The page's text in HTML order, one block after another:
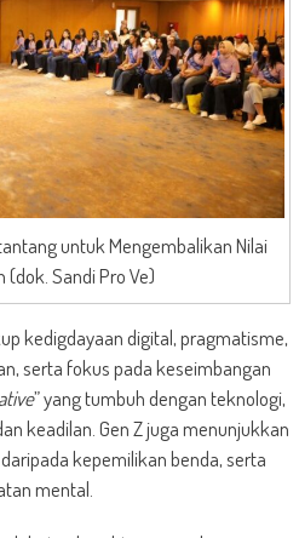
untuk Mengembalikan Nilai
(dok. Sandi Pro Ve)
kedigdayaan digital, pragmatisme,
serta fokus pada keseimbangan
” yang tumbuh dengan teknologi,
keadilan. Gen Z juga menunjukkan
kepemilikan benda, serta
mental.